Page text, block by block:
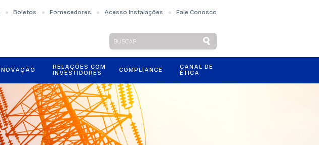
Boletos Fornecedores Acesso Instalações Fale Conosco
INOVAÇÃO
RELAÇÕES COM
INVESTIDORES
COMPLIANCE
CANAL DE
ÉTICA